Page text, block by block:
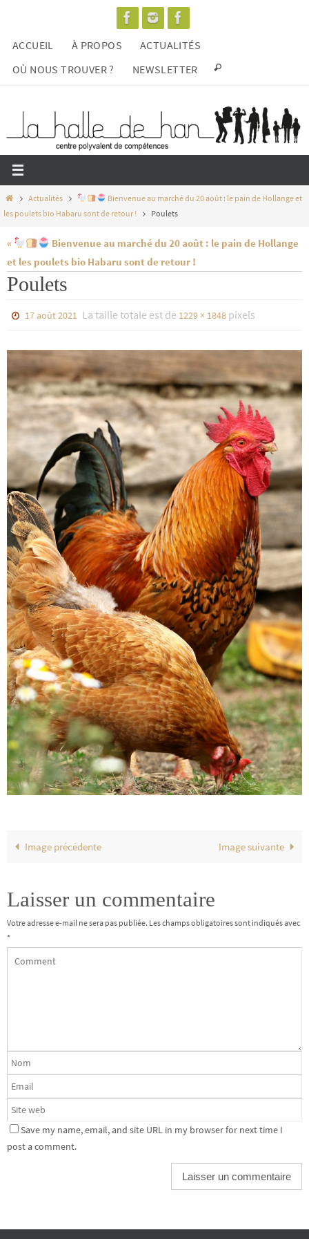
contenu
ACCUEIL À PROPOS
ACTUALITÉS
OÙ NOUS TROUVER ?
NEWSLETTER
HomeActualités
Bienvenue au marché du 20 août : le pain de Hollange et
les poulets bio Habaru sont de retour !
Poulets
«
Bienvenue au marché du 20 août : le pain de Hollange
et les poulets bio Habaru sont de retour !
Poulets
17 août 2021 La taille totale est de 1229 × 1848 pixels
Image précédente Image suivante
Laisser un commentaire
Votre adresse e-mail ne sera pas publiée. Les champs obligatoires sont indiqués avec
*
Save my name, email, and site URL in my browser for next time I
post a comment.